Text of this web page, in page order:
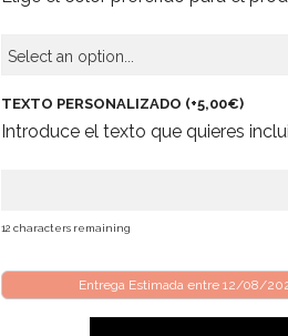
TEXTO PERSONALIZADO (+5,00€)
Introduce el texto que quieres
12 characters remaining
Entrega Estimada entre 12/08/